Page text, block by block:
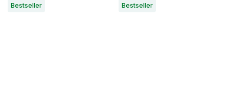
Bestseller Bestseller